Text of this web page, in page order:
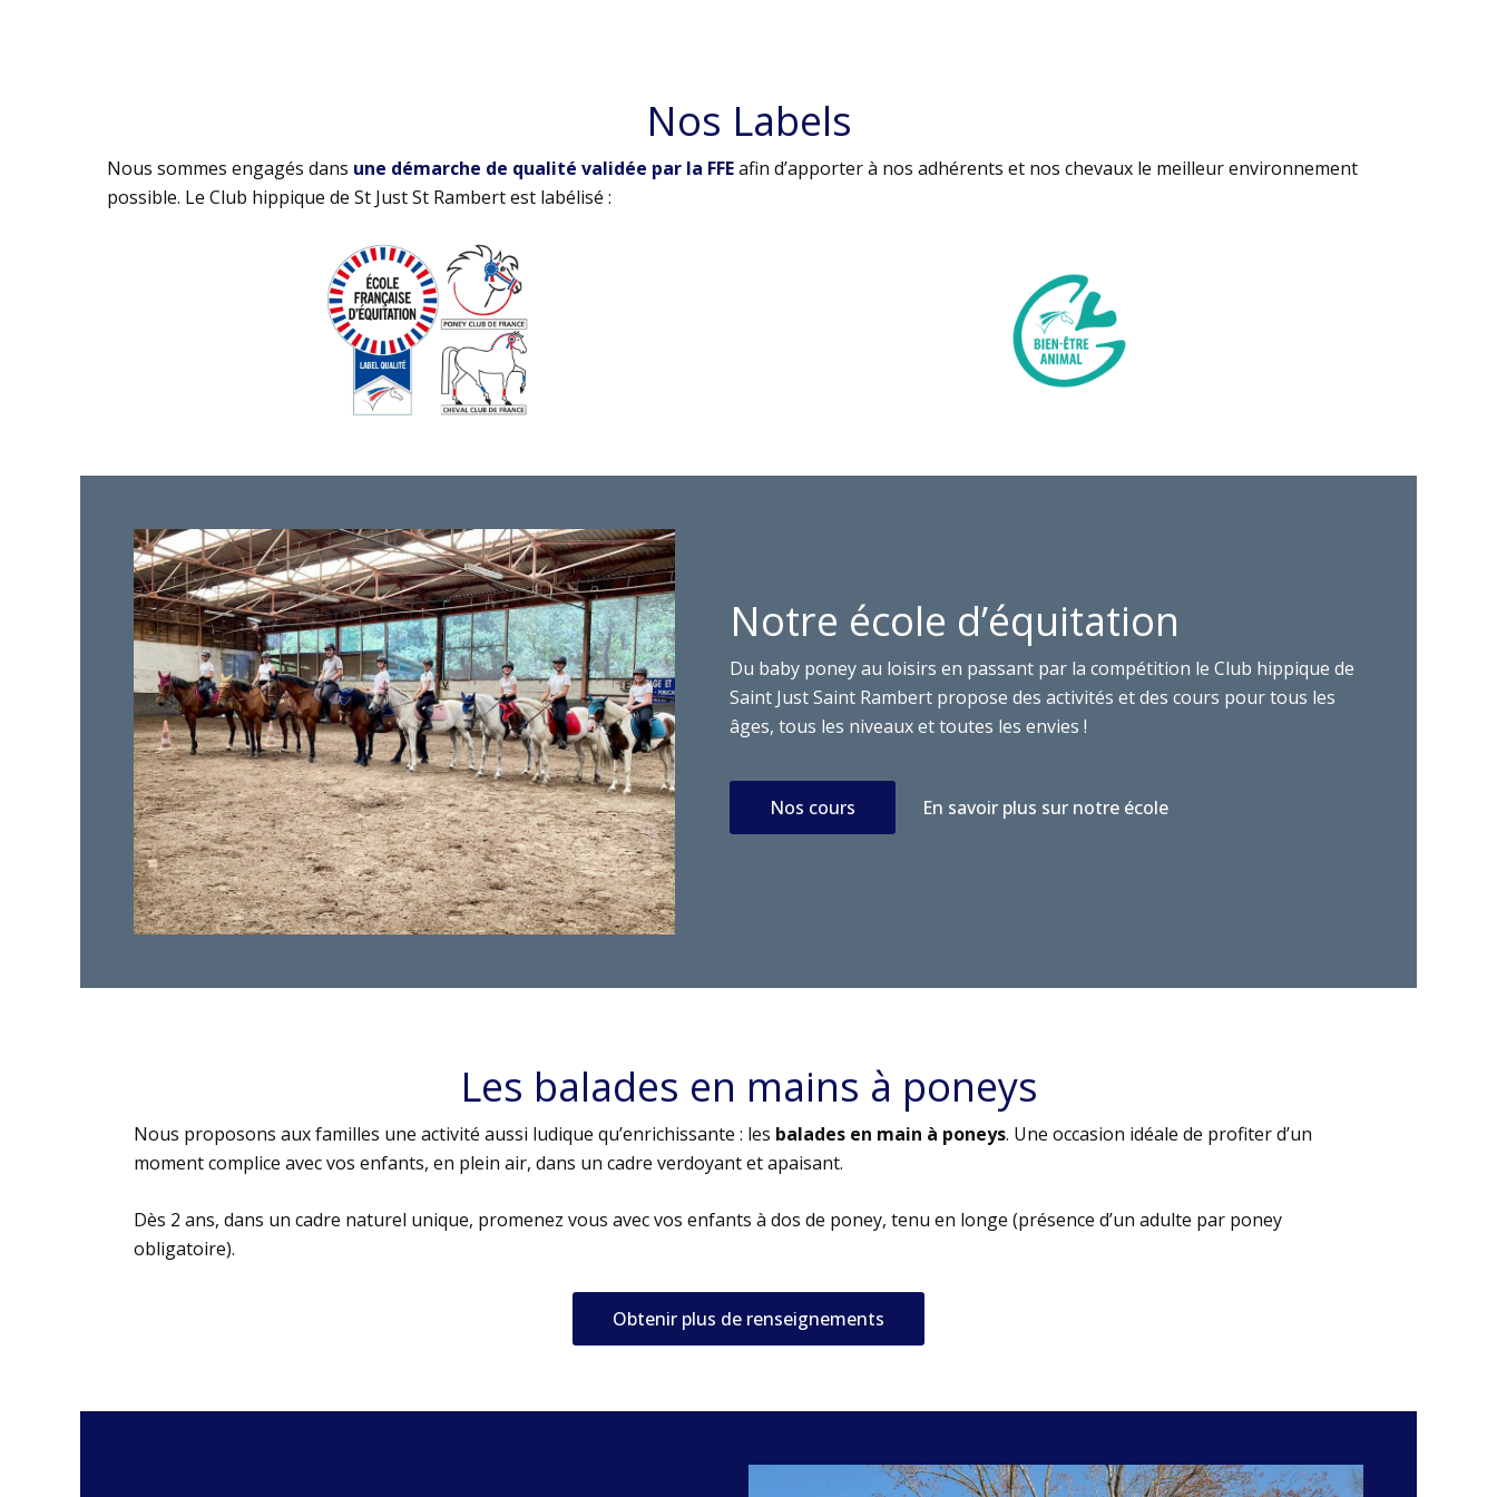
Nos Labels
Nous sommes engagés dans une démarche de qualité validée par la FFEafin d’apporter à nos adhérents et nos chevaux le meilleur environnement
possible. Le Club hippique de St Just St Rambert est labélisé :
Notre école d’équitation
Du baby poney au loisirs en passant par la compétition le Club hippique de
Saint Just Saint Rambert propose des activités et des cours pour tous les
âges, tous les niveaux et toutes les envies !
Nos cours En savoir plus sur notre école
Les balades en mains à poneys
Nous proposons aux familles une activité aussi ludique qu’enrichissante : les balades en main à poneys. Une occasion idéale de profiter d’un
moment complice avec vos enfants, en plein air, dans un cadre verdoyant et apaisant.
Dès 2 ans, dans un cadre naturel unique, promenez vous avec vos enfants à dos de poney, tenu en longe (présence d’un adulte par poney
obligatoire).
Obtenir plus de renseignements